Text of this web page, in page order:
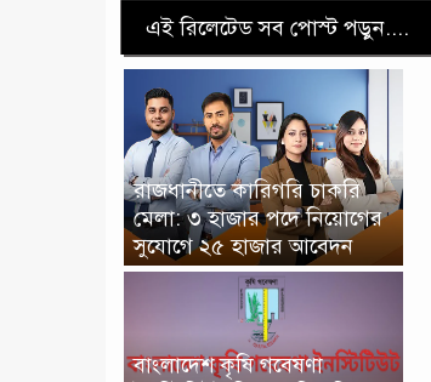
এই রিলেটেড সব পোস্ট পড়ুন....
রাজধানীতে কারিগরি চাকরি
মেলা: ৩ হাজার পদে নিয়োগের
সুযোগে ২৫ হাজার আবেদন
বাংলাদেশ কৃষি গবেষণা